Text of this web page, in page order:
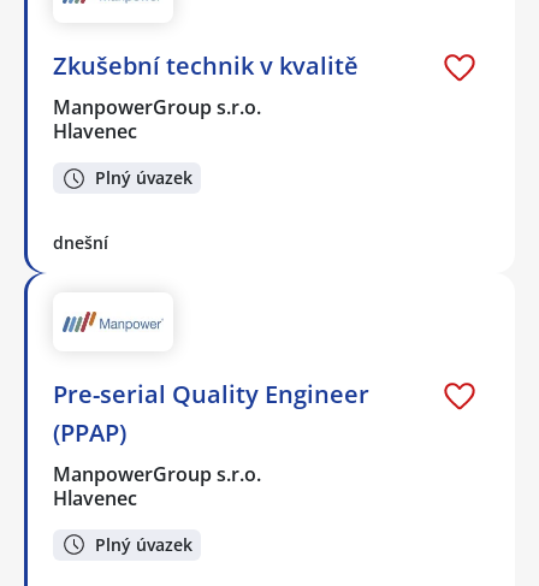
Zkušební technik v kvalitě
ManpowerGroup s.r.o.
Hlavenec
Plný úvazek
dnešní
Pre-serial Quality Engineer
(PPAP)
ManpowerGroup s.r.o.
Hlavenec
Plný úvazek